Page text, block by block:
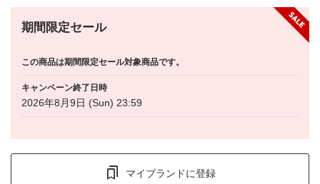
期間限定セール
この商品は期間限定セール対象商品です。
キャンペーン終了日時
2026年8月9日 (Sun) 23:59
マイブランドに登録